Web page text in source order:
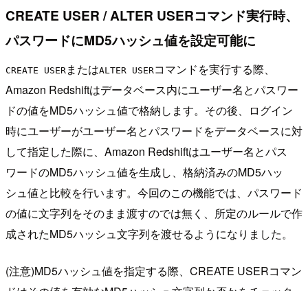
CREATE USER / ALTER USERコマンド実行時、
パスワードにMD5ハッシュ値を設定可能に
CREATE USER またはALTER USERコマンドを実行する際、
Amazon Redshiftはデータベース内にユーザー名とパスワー
ドの値をMD5ハッシュ値で格納します。その後、ログイン
時にユーザーがユーザー名とパスワードをデータベースに対
して指定した際に、Amazon Redshiftはユーザー名とパス
ワードのMD5ハッシュ値を生成し、格納済みのMD5ハッ
シュ値と比較を行います。今回のこの機能では、パスワード
の値に文字列をそのまま渡すのでは無く、所定のルールで作
成されたMD5ハッシュ文字列を渡せるようになりました。
(注意)MD5ハッシュ値を指定する際、CREATE USERコマン